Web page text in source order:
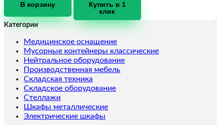
Втулка
40
DIN
3093
В корзину
Купить в 1
клик
Категории
Медицинское оснащение
Мусорные контейнеры классические
Нейтральное оборудование
Производственная мебель
Складская техника
Складское оборудование
Стеллажи
Шкафы металлические
Электрические шкафы